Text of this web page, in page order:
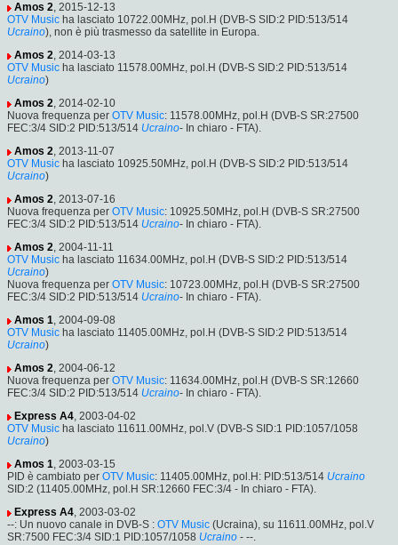
Amos 2, 2015-12-13
OTV Music ha lasciato 10722.00MHz, pol.H (DVB-S SID:2 PID:513/514
Ucraino), non è più trasmesso da satellite in Europa.
Amos 2, 2014-03-13
OTV Music ha lasciato 11578.00MHz, pol.H (DVB-S SID:2 PID:513/514
Ucraino)
Amos 2, 2014-02-10
Nuova frequenza per OTV Music: 11578.00MHz, pol.H (DVB-S SR:27500
FEC:3/4 SID:2 PID:513/514 Ucraino- In chiaro - FTA).
Amos 2, 2013-11-07
OTV Music ha lasciato 10925.50MHz, pol.H (DVB-S SID:2 PID:513/514
Ucraino)
Amos 2, 2013-07-16
Nuova frequenza per OTV Music: 10925.50MHz, pol.H (DVB-S SR:27500
FEC:3/4 SID:2 PID:513/514 Ucraino- In chiaro - FTA).
Amos 2, 2004-11-11
OTV Music ha lasciato 11634.00MHz, pol.H (DVB-S SID:2 PID:513/514
Ucraino)
Nuova frequenza per OTV Music: 10723.00MHz, pol.H (DVB-S SR:27500
FEC:3/4 SID:2 PID:513/514 Ucraino- In chiaro - FTA).
Amos 1, 2004-09-08
OTV Music ha lasciato 11405.00MHz, pol.H (DVB-S SID:2 PID:513/514
Ucraino)
Amos 2, 2004-06-12
Nuova frequenza per OTV Music: 11634.00MHz, pol.H (DVB-S SR:12660
FEC:3/4 SID:2 PID:513/514 Ucraino- In chiaro - FTA).
Express A4, 2003-04-02
OTV Music ha lasciato 11611.00MHz, pol.V (DVB-S SID:1 PID:1057/1058
Ucraino)
Amos 1, 2003-03-15
PID è cambiato per OTV Music: 11405.00MHz, pol.H: PID:513/514 Ucraino
SID:2 (11405.00MHz, pol.H SR:12660 FEC:3/4 - In chiaro - FTA).
Express A4, 2003-03-02
--: Un nuovo canale in DVB-S : OTV Music (Ucraina), su 11611.00MHz, pol.V
SR:7500 FEC:3/4 SID:1 PID:1057/1058 Ucraino - --.